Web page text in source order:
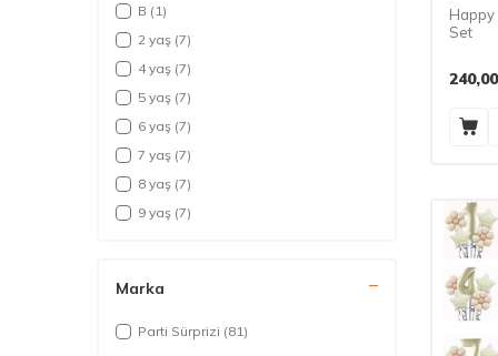
B (1)
2 yaş (7)
4 yaş (7)
5 yaş (7)
6 yaş (7)
7 yaş (7)
8 yaş (7)
9 yaş (7)
Ç(1)
D(1)
Marka
Parti Sürprizi (81)
Happy
Set
240,00